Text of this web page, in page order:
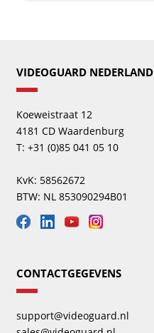
VIDEOGUARD NEDERLAND
Koeweistraat 12
4181 CD Waardenburg
T: +31 (0)85 041 05 10
KvK: 58562672
BTW: NL 853090294B01
CONTACTGEGEVENS
support@videoguard.nl